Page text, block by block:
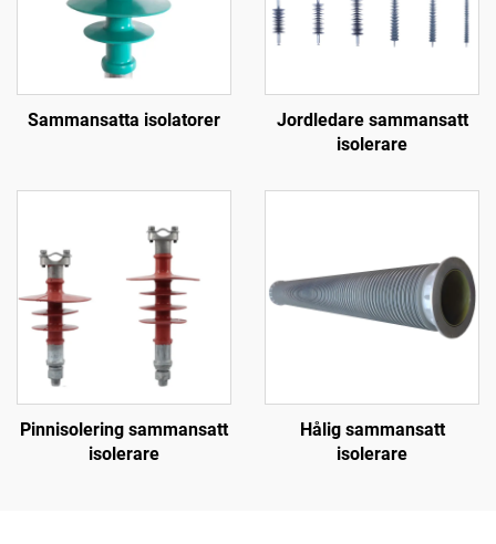
Sammansatta isolatorer
Jordledare sammansatt
isolerare
Pinnisolering sammansatt
isolerare
Hålig sammansatt
isolerare